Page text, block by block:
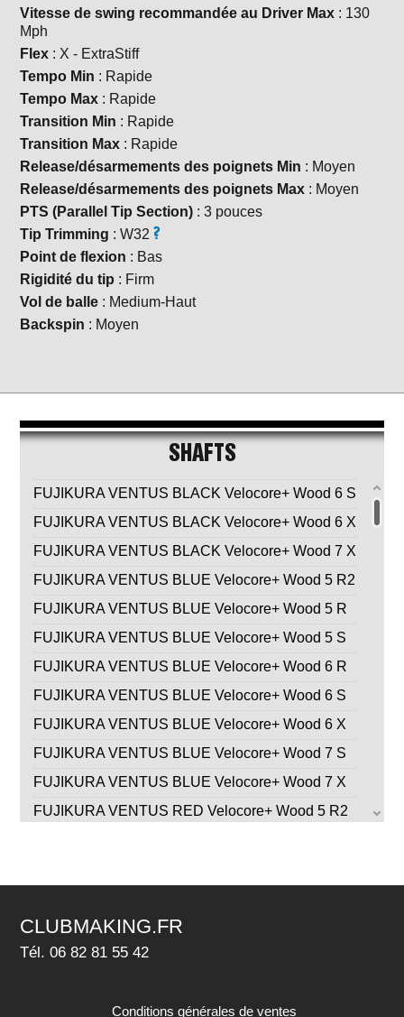
Vitesse de swing recommandée au Driver Max : 130
Mph
Flex : X - ExtraStiff
Tempo Min : Rapide
Tempo Max : Rapide
Transition Min : Rapide
Transition Max : Rapide
Release/désarmements des poignets Min : Moyen
Release/désarmements des poignets Max : Moyen
PTS (Parallel Tip Section) : 3 pouces
Tip Trimming : W32
Point de flexion : Bas
Rigidité du tip : Firm
Vol de balle : Medium-Haut
Backspin : Moyen
SHAFTS
FUJIKURA VENTUS BLACK Velocore+ Wood 6 S
FUJIKURA VENTUS BLACK Velocore+ Wood 6 X
FUJIKURA VENTUS BLACK Velocore+ Wood 7 X
FUJIKURA VENTUS BLUE Velocore+ Wood 5 R2
FUJIKURA VENTUS BLUE Velocore+ Wood 5 R
FUJIKURA VENTUS BLUE Velocore+ Wood 5 S
FUJIKURA VENTUS BLUE Velocore+ Wood 6 R
FUJIKURA VENTUS BLUE Velocore+ Wood 6 S
FUJIKURA VENTUS BLUE Velocore+ Wood 6 X
FUJIKURA VENTUS BLUE Velocore+ Wood 7 S
FUJIKURA VENTUS BLUE Velocore+ Wood 7 X
FUJIKURA VENTUS RED Velocore+ Wood 5 R2
FUJIKURA VENTUS RED Velocore+ Wood 6 S
FUJIKURA VENTUS RED Velocore+ Wood 6 X
GRAPHITE DESIGN TOUR AD CQ Wood 5 R1
CLUBMAKING.FR
Tél. 06 82 81 55 42
Conditions générales de ventes